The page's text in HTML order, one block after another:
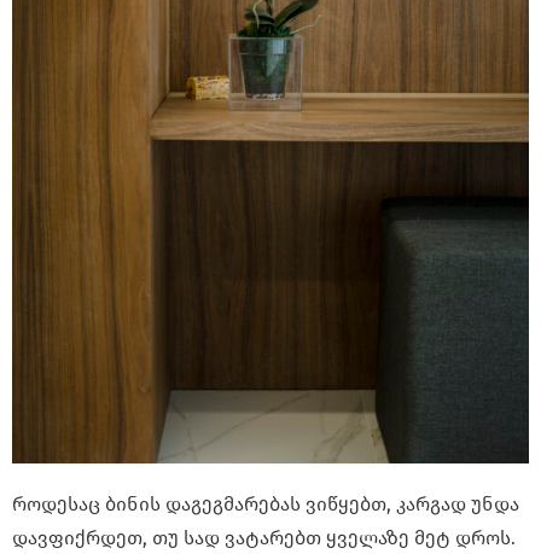
როდესაც ბინის დაგეგმარებას ვიწყებთ, კარგად უნდა
დავფიქრდეთ, თუ სად ვატარებთ ყველაზე მეტ დროს.